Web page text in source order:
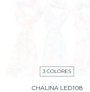
3 COLORES
CHALINA LED108